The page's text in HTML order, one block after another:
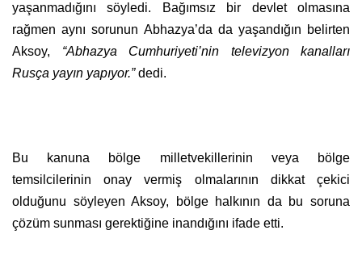
yaşanmadığını söyledi. Bağımsız bir devlet olmasına
rağmen aynı sorunun Abhazya’da da yaşandığın belirten
Aksoy, “Abhazya Cumhuriyeti’nin televizyon kanalları
Rusça yayın yapıyor.”dedi.
Bu kanuna bölge milletvekillerinin veya bölge
temsilcilerinin onay vermiş olmalarının dikkat çekici
olduğunu söyleyen Aksoy, bölge halkının da bu soruna
çözüm sunması gerektiğine inandığını ifade etti.